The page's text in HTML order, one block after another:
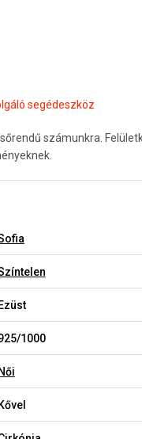
segédeszköz
számunkra.
1000